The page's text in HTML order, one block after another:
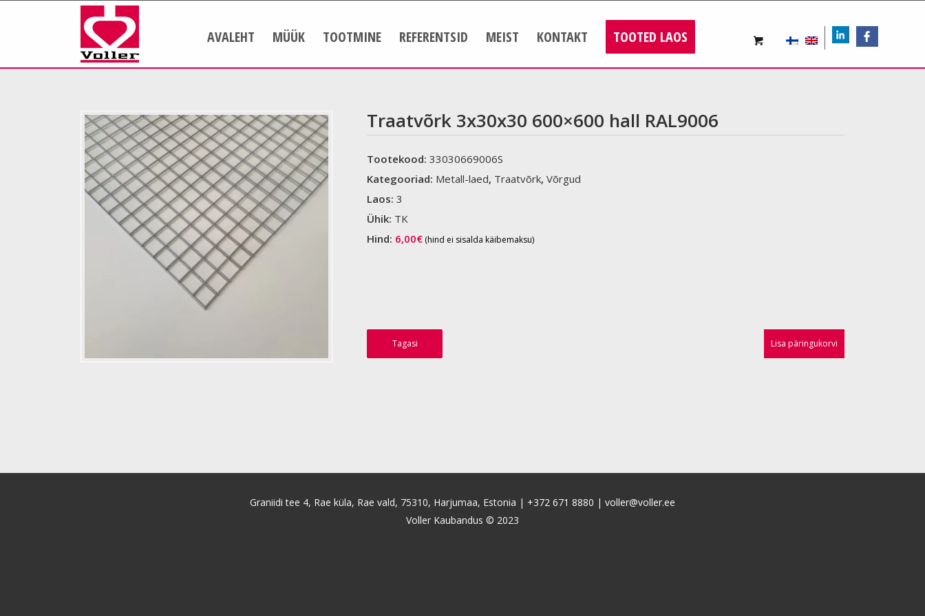
FB
LIn
AVALEHT MÜÜK TOOTMINE REFERENTSID MEIST KONTAKT TOOTED LAOS
Traatvõrk 3x30x30 600×600 hall RAL9006
Tootekood:33030669006S
Kategooriad: Metall-laed, Traatvõrk,Võrgud
Laos:3
Ühik: TK
Hind: 6,00€ (hind ei sisalda käibemaksu)
Tagasi Lisa päringukorvi
Graniidi tee 4, Rae küla, Rae vald, 75310, Harjumaa, Estonia | +372 671 8880 | voller@voller.ee
Voller Kaubandus © 2023